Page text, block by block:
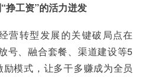
挣工资”的活力迸发
营转型发展的关键破局点在
号、融合套餐、渠道建设等5
模式，让多干多赚成为全员